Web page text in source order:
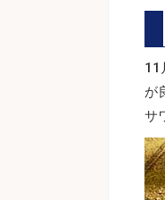
11
が
サ